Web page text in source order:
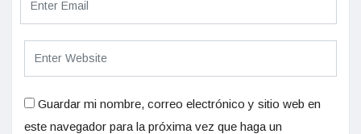
Guardar mi nombre, correo electrónico y sitio web en
este navegador para la próxima vez que haga un